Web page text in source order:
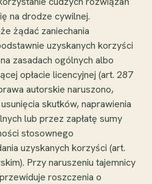
na drodze cywilnej.
żądać zaniechania
uzyskanych korzyści
zasadach ogólnych albo
opłacie licencyjnej (art. 287
autorskie naruszono,
skutków, naprawienia
lub przez zapłatę sumy
stosownego
uzyskanych korzyści (art.
Przy naruszeniu tajemnicy
roszczenia o